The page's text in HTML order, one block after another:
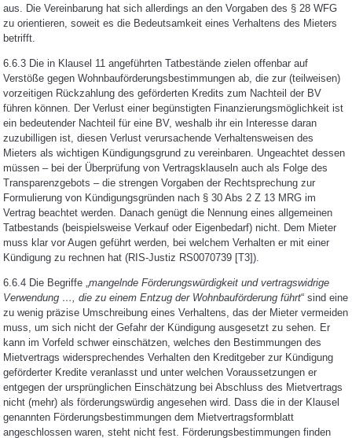
aus. Die Vereinbarung hat sich allerdings an den Vorgaben des § 28 WFG
zu orientieren, soweit es die Bedeutsamkeit eines Verhaltens des Mieters
betrifft.
6.6.3 Die in Klausel 11 angeführten Tatbestände zielen offenbar auf
Verstöße gegen Wohnbauförderungsbestimmungen ab, die zur (teilweisen)
vorzeitigen Rückzahlung des geförderten Kredits zum Nachteil der BV
führen können. Der Verlust einer begünstigten Finanzierungsmöglichkeit ist
ein bedeutender Nachteil für eine BV, weshalb ihr ein Interesse daran
zuzubilligen ist, diesen Verlust verursachende Verhaltensweisen des
Mieters als wichtigen Kündigungsgrund zu vereinbaren. Ungeachtet dessen
müssen – bei der Überprüfung von Vertragsklauseln auch als Folge des
Transparenzgebots – die strengen Vorgaben der Rechtsprechung zur
Formulierung von Kündigungsgründen nach § 30 Abs 2 Z 13 MRG im
Vertrag beachtet werden. Danach genügt die Nennung eines allgemeinen
Tatbestands (beispielsweise Verkauf oder Eigenbedarf) nicht. Dem Mieter
muss klar vor Augen geführt werden, bei welchem Verhalten er mit einer
Kündigung zu rechnen hat (RIS-Justiz RS0070739 [T3]).
6.6.4 Die Begriffe „ mangelnde Förderungswürdigkeit und vertragswidrige
Verwendung …, die zu einem Entzug der Wohnbauförderung führt“ sind eine
zu wenig präzise Umschreibung eines Verhaltens, das der Mieter vermeiden
muss, um sich nicht der Gefahr der Kündigung ausgesetzt zu sehen. Er
kann im Vorfeld schwer einschätzen, welches den Bestimmungen des
Mietvertrags widersprechendes Verhalten den Kreditgeber zur Kündigung
geförderter Kredite veranlasst und unter welchen Voraussetzungen er
entgegen der ursprünglichen Einschätzung bei Abschluss des Mietvertrags
nicht (mehr) als förderungswürdig angesehen wird. Dass die in der Klausel
genannten Förderungsbestimmungen dem Mietvertragsformblatt
angeschlossen waren, steht nicht fest. Förderungsbestimmungen finden